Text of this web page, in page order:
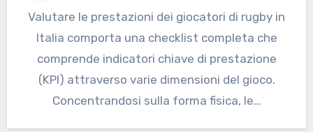
Valutare le prestazioni dei giocatori di rugby in
Italia comporta una checklist completa che
comprende indicatori chiave di prestazione
(KPI) attraverso varie dimensioni del gioco.
Concentrandosi sulla forma fisica, le…